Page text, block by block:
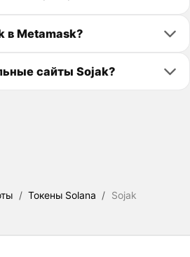
в Metamask?
сайты Sojak?
/ Токены Solana / Sojak